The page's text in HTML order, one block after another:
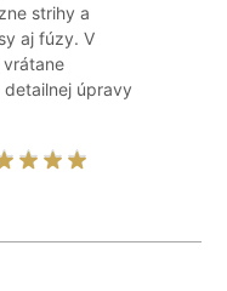
strihy a
aj fúzy. V
úpravy